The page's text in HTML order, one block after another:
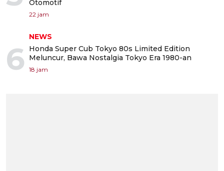
Otomotif
22 jam
6
NEWS
Honda Super Cub Tokyo 80s Limited Edition
Meluncur, Bawa Nostalgia Tokyo Era 1980-an
18 jam